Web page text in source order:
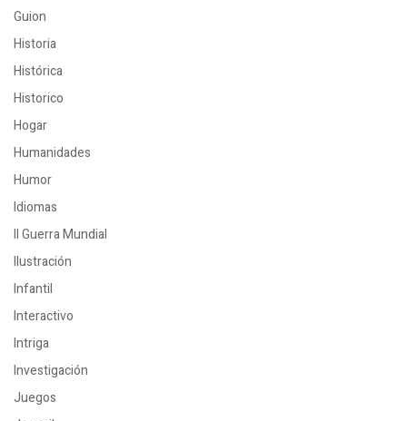
Guion
Historia
Histórica
Historico
Hogar
Humanidades
Humor
Idiomas
II Guerra Mundial
Ilustración
Infantil
Interactivo
Intriga
Investigación
Juegos